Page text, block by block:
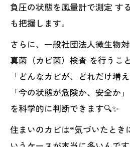
負圧の状態を風量計で測定 す
も把握します。
さらに、一般社団法人微生物
真菌（カビ菌）検査 を行うこと
「どんなカビが、どれだけ増
「今の状態が危険か、安全か」
を科学的に判断できます🔍✨
住まいのカビは“気づいたと